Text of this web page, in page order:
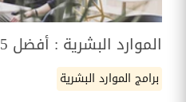
الموارد البشرية : أفضل 5 طرق للحفاظ عليها
برامج الموارد البشرية